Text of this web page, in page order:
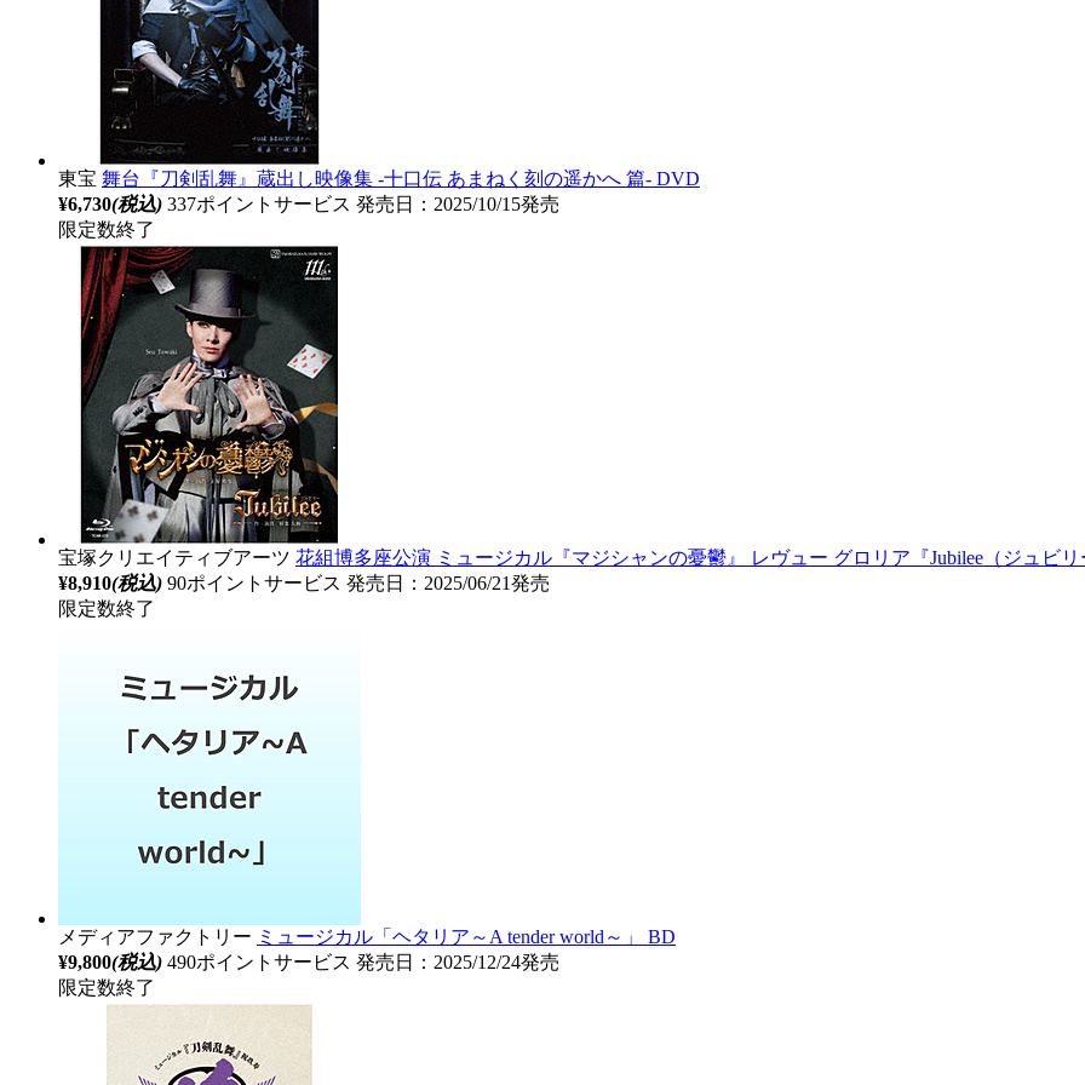
東宝 舞台『刀剣乱舞』蔵出し映像集 -十口伝 あまねく刻の遥かへ 篇- DVD
¥6,730(税込) 337ポイントサービス 発売日：2025/10/15発売
限定数終了
宝塚クリエイティブアーツ 花組博多座公演 ミュージカル『マジシャンの憂鬱』 レヴュー グロリア『Jubilee（ジュビ
¥8,910(税込) 90ポイントサービス 発売日：2025/06/21発売
限定数終了
メディアファクトリー ミュージカル「ヘタリア～A tender world～」 BD
¥9,800(税込) 490ポイントサービス 発売日：2025/12/24発売
限定数終了